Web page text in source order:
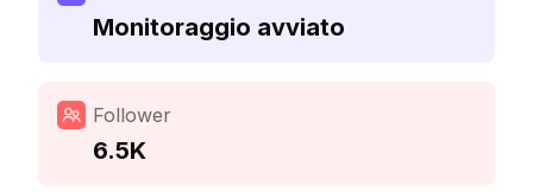
Monitoraggio avviato
Follower
6.5K